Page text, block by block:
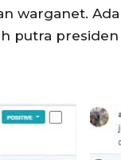
warganet.
putra